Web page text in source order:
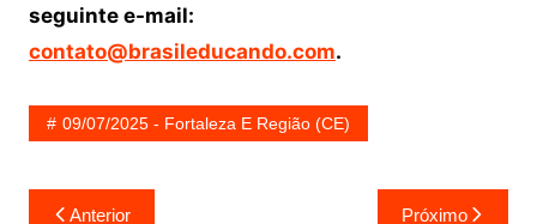
seguinte e-mail:
contato@brasileducando.com.
09/07/2025 - Fortaleza E Região (CE)
Navegação
Anterior Próximo